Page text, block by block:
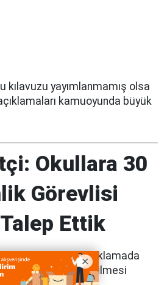
kılavuzu yayımlanmamış olsa
kamuoyunda büyük
Okullara 30
Görevlisi
Ettik
Çiftçi, yaptığı açıklamada
etkin sağlanabilmesi